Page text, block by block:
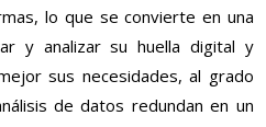
lo que se convierte en una
y analizar su huella digital y
sus necesidades, al grado
de datos redundan en un